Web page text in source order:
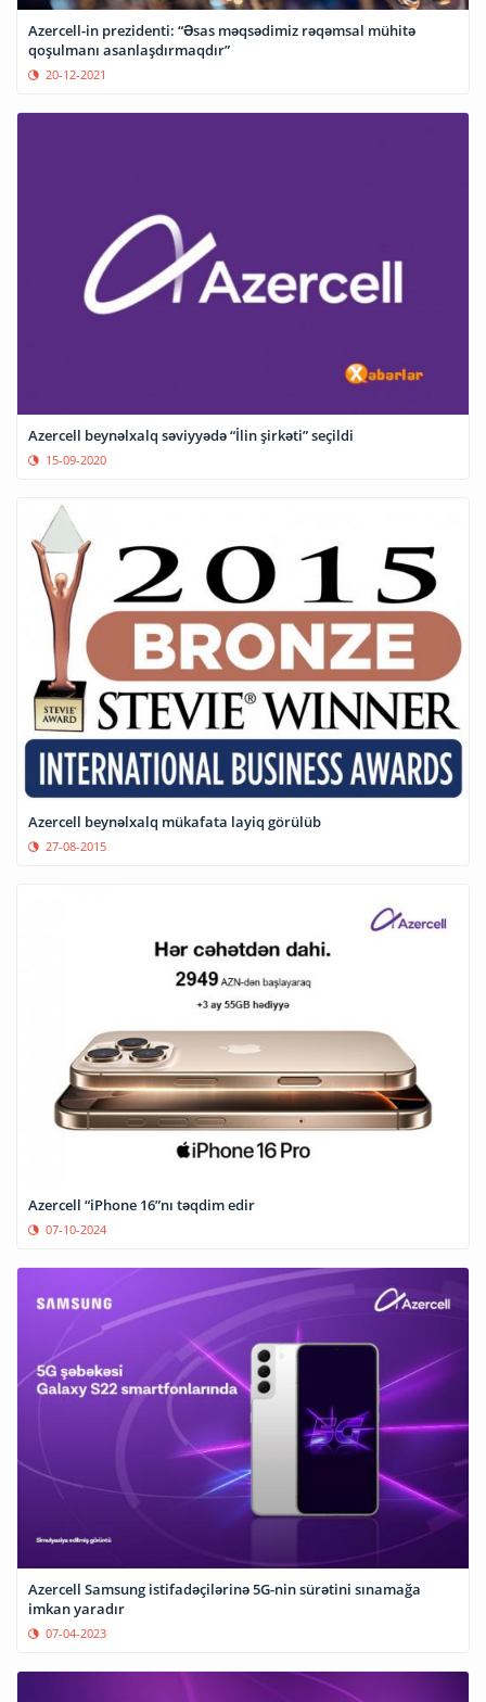
Azercell-in prezidenti: “Əsas məqsədimiz rəqəmsal mühitə
qoşulmanı asanlaşdırmaqdır”
20-12-2021
Azercell beynəlxalq səviyyədə “İlin şirkəti” seçildi
15-09-2020
Azercell beynəlxalq mükafata layiq görülüb
27-08-2015
Azercell “iPhone 16”nı təqdim edir
07-10-2024
Azercell Samsung istifadəçilərinə 5G-nin sürətini sınamağa
imkan yaradır
07-04-2023